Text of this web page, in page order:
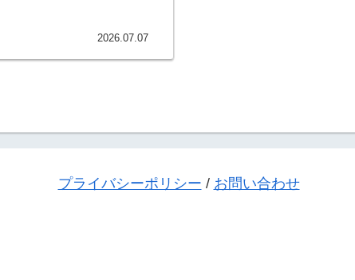
2026.07.07
プライバシーポリシー / お問い合わせ